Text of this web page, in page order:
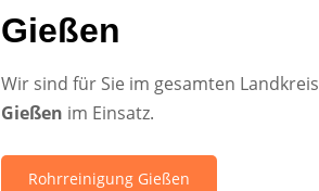
Gießen
Wir sind für Sie im gesamten Landkreis
Gießen im Einsatz.
Rohrreinigung Gießen